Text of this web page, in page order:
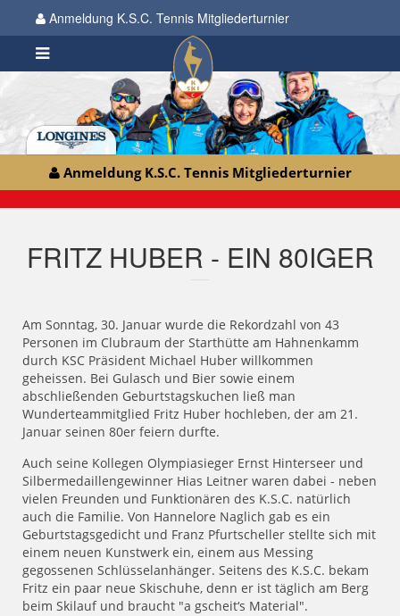
Anmeldung K.S.C. Tennis Mitgliederturnier
Anmeldung K.S.C. Tennis Mitgliederturnier
FRITZ HUBER - EIN 80IGER
Am Sonntag, 30. Januar wurde die Rekordzahl von 43
Personen im Clubraum der Starthütte am Hahnenkamm
durch KSC Präsident Michael Huber willkommen
geheissen. Bei Gulasch und Bier sowie einem
abschließenden Geburtstagskuchen ließ man
Wunderteammitglied Fritz Huber hochleben, der am 21.
Januar seinen 80er feiern durfte.
Auch seine Kollegen Olympiasieger Ernst Hinterseer und
Silbermedaillengewinner Hias Leitner waren dabei - neben
vielen Freunden und Funktionären des K.S.C. natürlich
auch die Familie. Von Hannelore Naglich gab es ein
Geburtstagsgedicht und Franz Pfurtscheller stellte sich mit
einem neuen Kunstwerk ein, einem aus Messing
gegossenen Schlüsselanhänger. Seitens des K.S.C. bekam
Fritz ein paar neue Skischuhe, denn er ist täglich am Berg
beim Skilauf und braucht "a gscheit‘s Material".